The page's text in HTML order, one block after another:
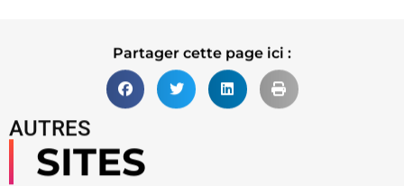
Partager cette page ici :
AUTRES
SITES